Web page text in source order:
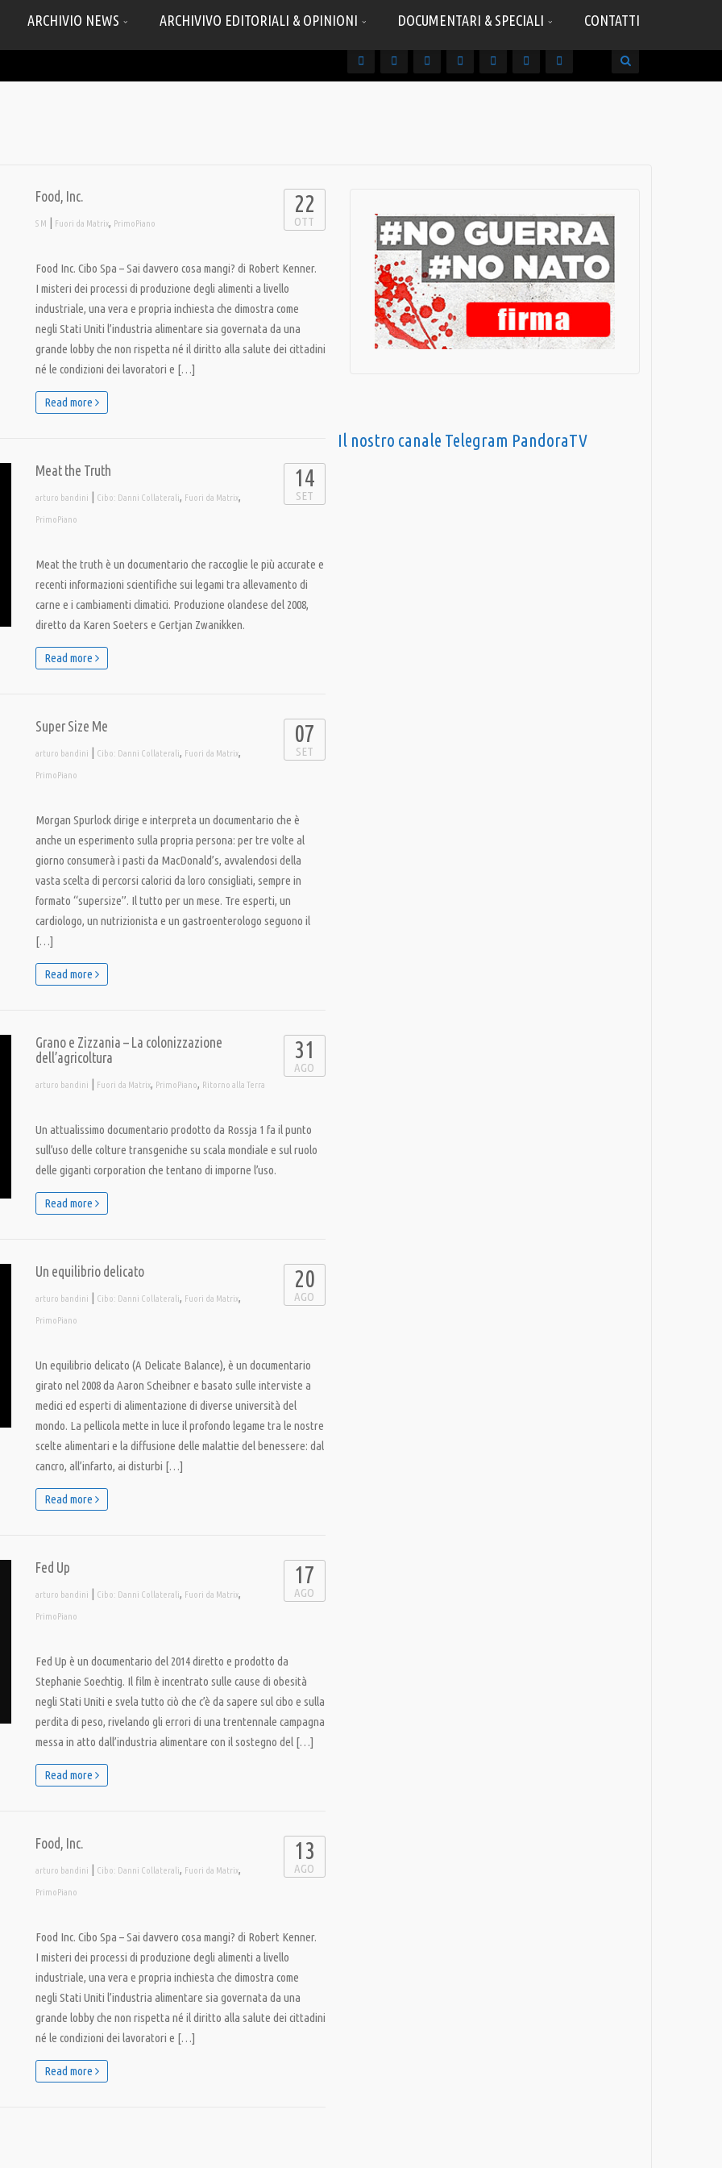
ARCHIVIO NEWS ARCHIVIVO EDITORIALI & OPINIONI DOCUMENTARI & SPECIALI CONTATTI
Food, Inc.
S M | Fuori da Matrix, PrimoPiano
22
OTT
Food Inc. Cibo Spa – Sai davvero cosa mangi? di Robert Kenner.
I misteri dei processi di produzione degli alimenti a livello
industriale, una vera e propria inchiesta che dimostra come
negli Stati Uniti l’industria alimentare sia governata da una
grande lobby che non rispetta né il diritto alla salute dei cittadini
né le condizioni dei lavoratori e […]
Read more
Meat the Truth
arturo bandini | Cibo: Danni Collaterali, Fuori da Matrix,
PrimoPiano
14
SET
Meat the truth è un documentario che raccoglie le più accurate e
recenti informazioni scientifiche sui legami tra allevamento di
carne e i cambiamenti climatici. Produzione olandese del 2008,
diretto da Karen Soeters e Gertjan Zwanikken.
Read more
Super Size Me
arturo bandini | Cibo: Danni Collaterali, Fuori da Matrix,
PrimoPiano
07
SET
Morgan Spurlock dirige e interpreta un documentario che è
anche un esperimento sulla propria persona: per tre volte al
giorno consumerà i pasti da MacDonald’s, avvalendosi della
vasta scelta di percorsi calorici da loro consigliati, sempre in
formato “supersize”. Il tutto per un mese. Tre esperti, un
cardiologo, un nutrizionista e un gastroenterologo seguono il
[…]
Read more
Grano e Zizzania – La colonizzazione
dell’agricoltura
arturo bandini | Fuori da Matrix, PrimoPiano, Ritorno alla Terra
31
AGO
Un attualissimo documentario prodotto da Rossja 1 fa il punto
sull’uso delle colture transgeniche su scala mondiale e sul ruolo
delle giganti corporation che tentano di imporne l’uso.
Read more
Un equilibrio delicato
arturo bandini | Cibo: Danni Collaterali, Fuori da Matrix,
PrimoPiano
20
AGO
Un equilibrio delicato (A Delicate Balance), è un documentario
girato nel 2008 da Aaron Scheibner e basato sulle interviste a
medici ed esperti di alimentazione di diverse università del
mondo. La pellicola mette in luce il profondo legame tra le nostre
scelte alimentari e la diffusione delle malattie del benessere: dal
cancro, all’infarto, ai disturbi […]
Read more
Fed Up
arturo bandini | Cibo: Danni Collaterali, Fuori da Matrix,
PrimoPiano
17
AGO
Fed Up è un documentario del 2014 diretto e prodotto da
Stephanie Soechtig. Il film è incentrato sulle cause di obesità
negli Stati Uniti e svela tutto ciò che c’è da sapere sul cibo e sulla
perdita di peso, rivelando gli errori di una trentennale campagna
messa in atto dall’industria alimentare con il sostegno del […]
Read more
Food, Inc.
arturo bandini | Cibo: Danni Collaterali, Fuori da Matrix,
PrimoPiano
13
AGO
Food Inc. Cibo Spa – Sai davvero cosa mangi? di Robert Kenner.
I misteri dei processi di produzione degli alimenti a livello
industriale, una vera e propria inchiesta che dimostra come
negli Stati Uniti l’industria alimentare sia governata da una
grande lobby che non rispetta né il diritto alla salute dei cittadini
né le condizioni dei lavoratori e […]
Read more
Il nostro canale Telegram PandoraTV